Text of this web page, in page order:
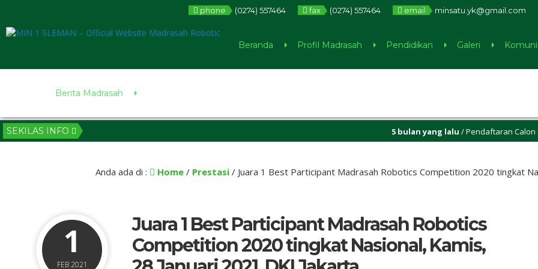
phone (0274) 557464 fax (0274) 557464 email minsatu.yk@gmail.com
Beranda Profil Madrasah Pendidikan Galeri
Berita Madrasah
SEKILAS INFO 5 bulan yang lalu/ Pendaftaran Calon Siswa
Anda ada di : Home/ Prestasi/ Juara 1 Best Participant Madrasah Robotics Competition 2020 tingkat
1
FEB 2021
Juara 1 Best Participant Madrasah Robotics
Competition 2020 tingkat Nasional, Kamis,